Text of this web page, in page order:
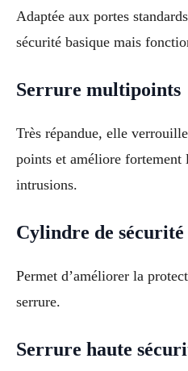
Adaptée aux portes
sécurité basique mais
Serrure multipoints
Très répandue, elle
points et améliore fortement
intrusions.
Cylindre de
Permet d’améliorer la
serrure.
Serrure haute